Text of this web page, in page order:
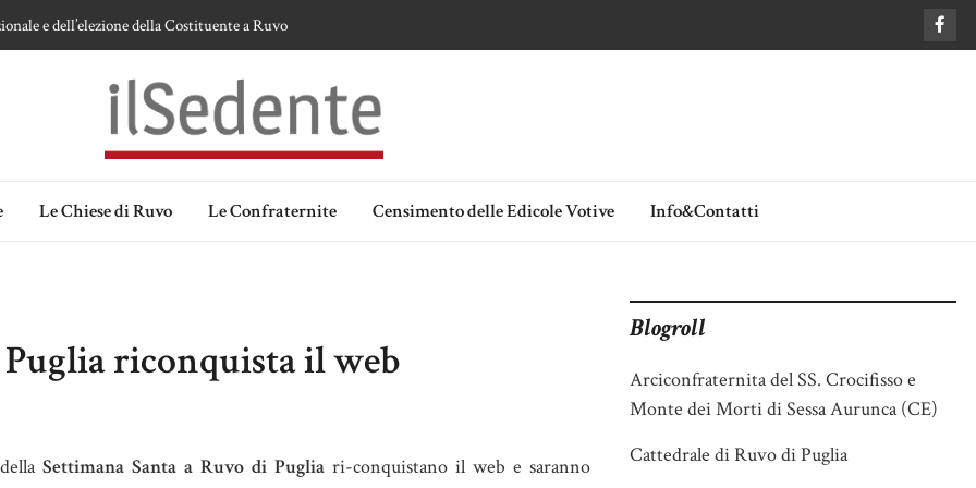
e dell’elezione della Costituente a Ruvo
Madonna delle Grazie di Ruvo di Puglia
Ipotesi e memorie.
Le Chiese di Ruvo Le Confraternite Censimento delle Edicole Votive Info&Contatti
riconquista il web
Settimana Santa a Ruvo di Puglia ri-conquistano il web e saranno
Blogroll
Arciconfraternita del SS. Crocifisso e
Monte dei Morti di Sessa Aurunca (CE)
Cattedrale di Ruvo di Puglia